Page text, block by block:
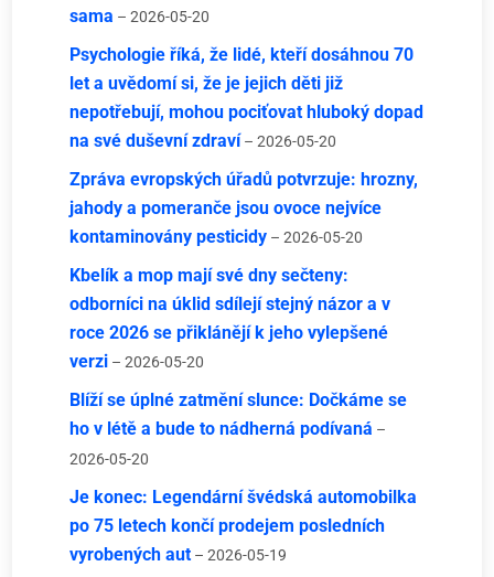
sama – 2026-05-20
Psychologie říká, že lidé, kteří dosáhnou 70
let a uvědomí si, že je jejich děti již
nepotřebují, mohou pociťovat hluboký dopad
na své duševní zdraví – 2026-05-20
Zpráva evropských úřadů potvrzuje: hrozny,
jahody a pomeranče jsou ovoce nejvíce
kontaminovány pesticidy – 2026-05-20
Kbelík a mop mají své dny sečteny:
odborníci na úklid sdílejí stejný názor a v
roce 2026 se přiklánějí k jeho vylepšené
verzi – 2026-05-20
Blíží se úplné zatmění slunce: Dočkáme se
ho v létě a bude to nádherná podívaná –
2026-05-20
Je konec: Legendární švédská automobilka
po 75 letech končí prodejem posledních
vyrobených aut – 2026-05-19